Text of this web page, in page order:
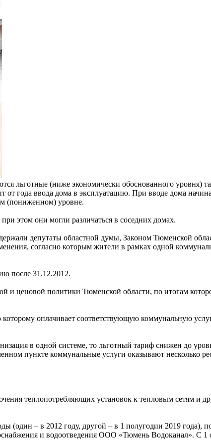
льготные (ниже экономически обоснованного уровня)
от года ввода дома в эксплуатацию. При вводе дома
(пониженном) уровне.
этом они могли различаться в соседних домах.
депутаты областной думы, Законом Тюменской
согласно которым жители в рамках одной
после 31.12.2012.
и ценовой политики Тюменской области, по итогам
оплачивает соответствующую коммунальную
в одной системе, то льготный тариф снижен до
пункте коммунальные услуги оказывают несколько
теплопотребляющих установок к тепловым сетям и
(один – в 2012 году, другой – в 1 полугодии 2019 года),
и водоотведения ООО «Тюмень Водоканал». С 1